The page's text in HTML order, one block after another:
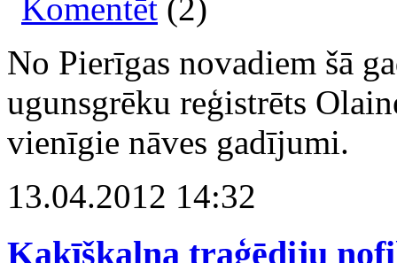
Komentēt (2)
No Pierīgas novadiem šā
ugunsgrēku reģistrēts
vienīgie nāves gadījumi.
13.04.2012 14:32
Kaķīškalna traģēdiju